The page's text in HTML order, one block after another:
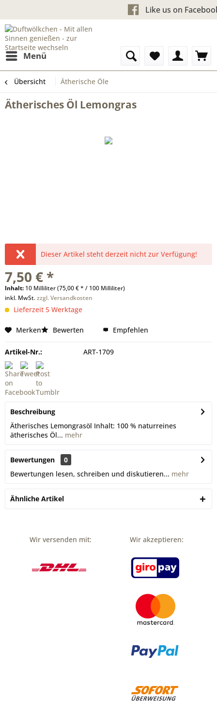
Kostenloser Versand ab 60
Like us
Menü
Übersicht Ätherische Öle
Ätherisches Öl Lemongras
Dieser Artikel steht derzeit nicht zur Verfügung!
7,50 € *
Inhalt: 10 Milliliter (75,00 € * / 100 Milliliter)
inkl. MwSt.zzgl. Versandkosten
Lieferzeit 5 Werktage
Merken Bewerten Empfehlen
Artikel-Nr.: ART-1709
Beschreibung
Ätherisches Lemongrasöl Inhalt: 100 % naturreines
ätherisches Öl... mehr
Bewertungen
0
Bewertungen lesen, schreiben und diskutieren... mehr
Ähnliche Artikel
Wir versenden mit: Wir akzeptieren: